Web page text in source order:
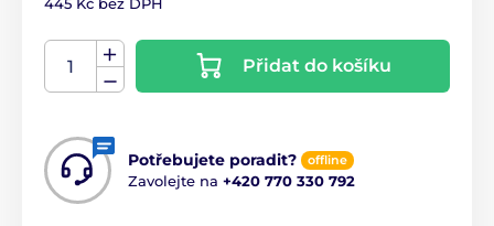
Přidat do košíku
Potřebujete poradit? offline
Zavolejte na +420 770 330 792